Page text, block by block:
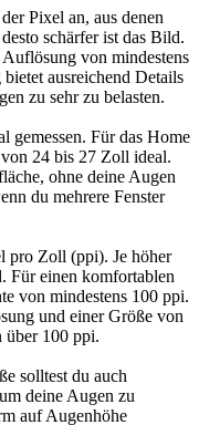
Pixel an, aus denen
schärfer ist das Bild.
von mindestens
ausreichend Details
zu sehr zu belasten.
Für das Home
24 bis 27 Zoll ideal.
ohne deine Augen
du mehrere Fenster
pro Zoll (ppi). Je höher
Für einen komfortablen
von mindestens 100 ppi.
und einer Größe von
über 100 ppi.
solltest du auch
deine Augen zu
auf Augenhöhe